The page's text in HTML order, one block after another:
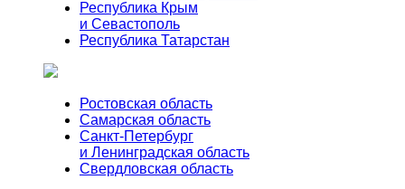
Республика Крым
и Севастополь
Республика Татарстан
Ростовская область
Самарская область
Санкт-Петербург
и Ленинградская область
Свердловская область